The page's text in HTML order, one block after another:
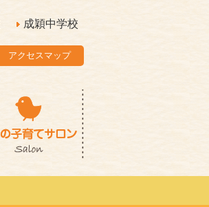
成穎中学校
アクセスマップ